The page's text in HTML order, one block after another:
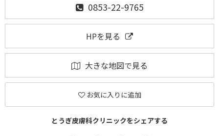
0853-22-9765
HPを見る
大きな地図で見る
お気に入りに追加
とうぎ皮膚科クリニックをシェアする